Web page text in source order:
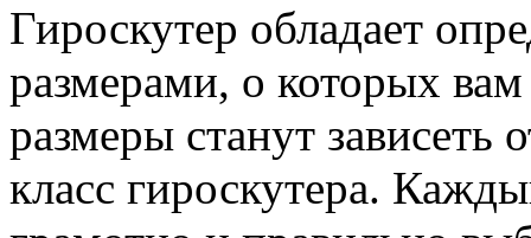
Гироскутер обладает
размерами, о которых
размеры станут зависеть
класс гироскутера.